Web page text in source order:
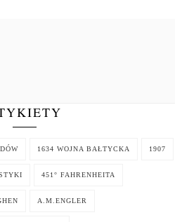
1634 WOJNA BAŁTYCKA 1907
451° FAHRENHEITA
A.M.ENGLER